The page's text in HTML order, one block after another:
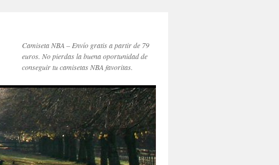
Camiseta NBA – Envío gratis a partir de 79
euros. No pierdas la buena oportunidad de
conseguir tu camisetas NBA favoritas.